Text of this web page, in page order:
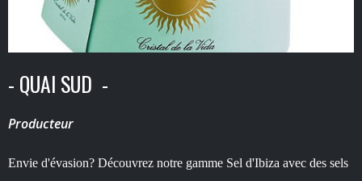
- QUAI SUD -
Producteur
Envie d'évasion? Découvrez notre gamme Sel d'Ibiza avec des sels